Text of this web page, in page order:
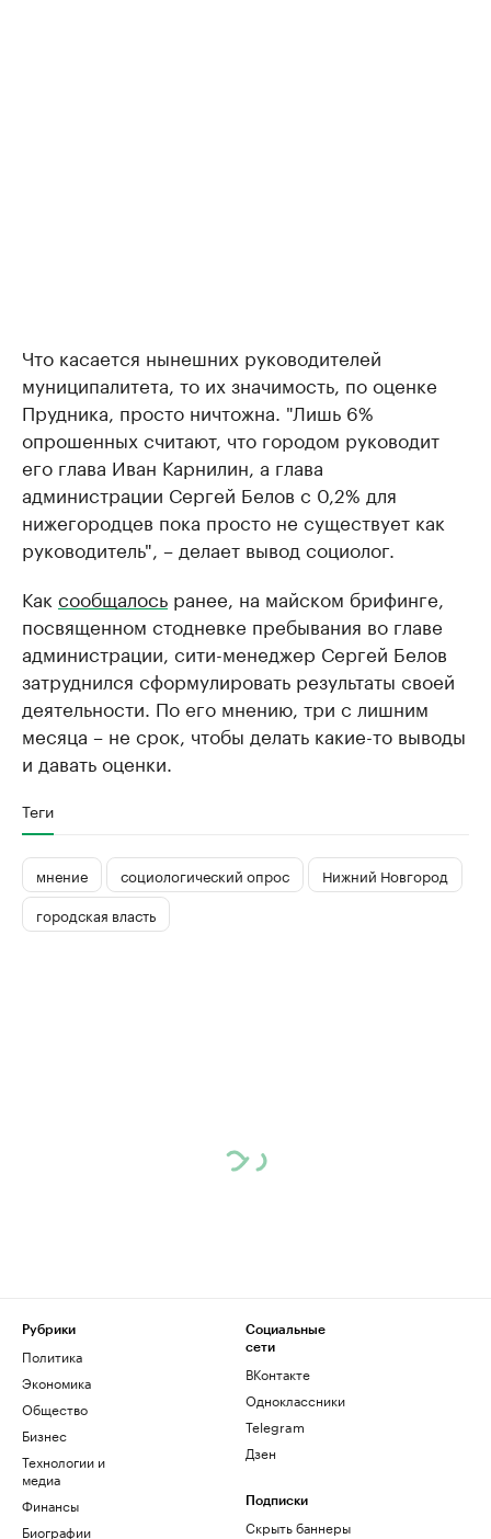
Что касается нынешних руководителей
муниципалитета, то их значимость, по оценке
Прудника, просто ничтожна. "Лишь 6%
опрошенных считают, что городом руководит
его глава Иван Карнилин, а глава
администрации Сергей Белов с 0,2% для
нижегородцев пока просто не существует как
руководитель", – делает вывод социолог.
Как сообщалось ранее, на майском брифинге,
посвященном стодневке пребывания во главе
администрации, сити-менеджер Сергей Белов
затруднился сформулировать результаты своей
деятельности. По его мнению, три с лишним
месяца – не срок, чтобы делать какие-то выводы
и давать оценки.
Теги
мнение социологический опрос
Нижний Новгород
городская власть
Рубрики
Политика
Экономика
Общество
Бизнес
Технологии и
медиа
Финансы
Биографии
Социальные
сети
ВКонтакте
Одноклассники
Telegram
Дзен
Подписки
Скрыть баннеры